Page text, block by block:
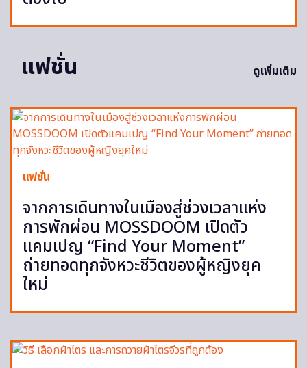
แฟชั่น ดูเพิ่มเติม
แฟชั่น
จากการเดินทางในเมืองสู่ช่วงเวลาแห่ง
การพักผ่อน MOSSDOOM เปิดตัว
แคมเปญ “Find Your Moment”
ถ่ายทอดทุกจังหวะชีวิตของผู้หญิงยุค
ใหม่